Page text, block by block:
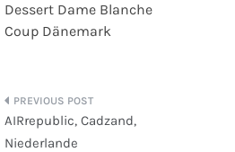
Dessert Dame Blanche
Coup Dänemark
AIRrepublic, Cadzand,
Niederlande